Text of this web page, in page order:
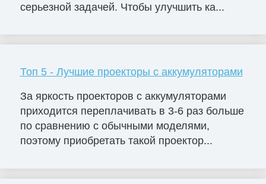
серьезной задачей. Чтобы улучшить ка...
Топ 5 - Лучшие проекторы с аккумуляторами
За яркость проекторов с аккумуляторами
приходится переплачивать в 3-6 раз больше
по сравнению с обычными моделями,
поэтому приобретать такой проектор...